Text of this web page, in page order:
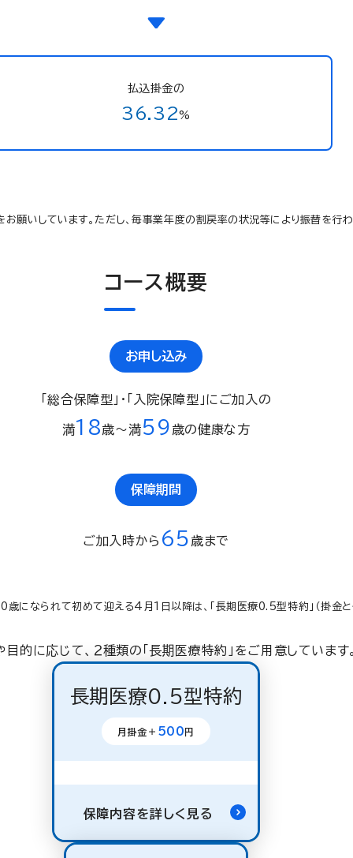
払込掛金の
36.32%
いしています。ただし、毎事業年度の割戻率の状況等により振替を行
コース概要
お申し込み
「総合保障型」・「入院保障型」にご加入の
満18歳〜満59 歳の健康な方
保障期間
ご加入時から 65 歳まで
になられて初めて迎える4月1日以降は、「長期医療0.5型特約」（掛金と
目的に応じて、２種類の「長期医療特約」をご用意しています
長期医療0.5型特約
月掛金＋ 500 円
保障内容を詳しく見る